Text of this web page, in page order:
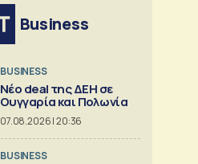
Business
BUSINESS
Νέο deal της ΔΕΗ σε
Ουγγαρία και Πολωνία
07.08.2026 | 20:36
BUSINESS